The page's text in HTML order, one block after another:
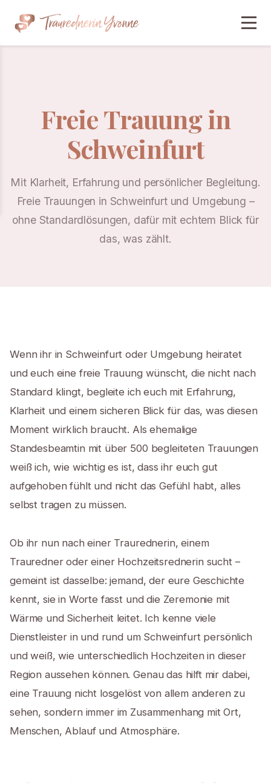
Freie Trauung in
Schweinfurt
Mit Klarheit, Erfahrung und persönlicher Begleitung.
Freie Trauungen in Schweinfurt und Umgebung –
ohne Standardlösungen, dafür mit echtem Blick für
das, was zählt.
Wenn ihr in Schweinfurt oder Umgebung heiratet
und euch eine freie Trauung wünscht, die nicht nach
Standard klingt, begleite ich euch mit Erfahrung,
Klarheit und einem sicheren Blick für das, was diesen
Moment wirklich braucht. Als ehemalige
Standesbeamtin mit über 500 begleiteten Trauungen
weiß ich, wie wichtig es ist, dass ihr euch gut
aufgehoben fühlt und nicht das Gefühl habt, alles
selbst tragen zu müssen.
Ob ihr nun nach einer Traurednerin, einem
Trauredner oder einer Hochzeitsrednerin sucht –
gemeint ist dasselbe: jemand, der eure Geschichte
kennt, sie in Worte fasst und die Zeremonie mit
Wärme und Sicherheit leitet. Ich kenne viele
Dienstleister in und rund um Schweinfurt persönlich
und weiß, wie unterschiedlich Hochzeiten in dieser
Region aussehen können. Genau das hilft mir dabei,
eine Trauung nicht losgelöst von allem anderen zu
sehen, sondern immer im Zusammenhang mit Ort,
Menschen, Ablauf und Atmosphäre.